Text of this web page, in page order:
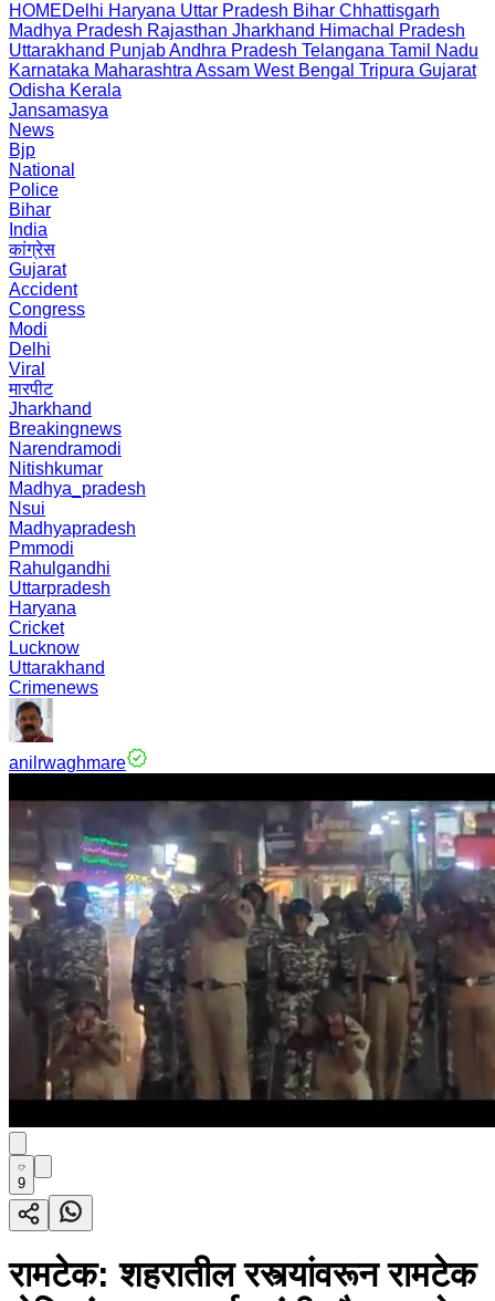
HOMEDelhi Haryana Uttar Pradesh Bihar Chhattisgarh
Madhya Pradesh Rajasthan Jharkhand Himachal Pradesh
Uttarakhand PunjabAndhra Pradesh Telangana Tamil Nadu
Karnataka Maharashtra Assam West Bengal Tripura Gujarat
Odisha Kerala
Jansamasya
News
Bjp
National
Police
Bihar
India
कांग्रेस
Gujarat
Accident
Congress
Modi
Delhi
Viral
मारपीट
Jharkhand
Breakingnews
Narendramodi
Nitishkumar
Madhya_pradesh
Nsui
Madhyapradesh
Pmmodi
Rahulgandhi
Uttarpradesh
Haryana
Cricket
Lucknow
Uttarakhand
Crimenews
anilrwaghmare
9
रामटेक: शहरातील रस्त्यांवरून रामटेक